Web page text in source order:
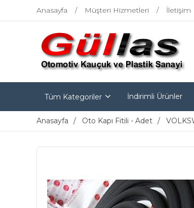
Anasayfa Müşteri Hizmetleri İletişim
Tüm Kategoriler İndirimli Ürünler
Anasayfa Oto Kapı Fitili - Adet